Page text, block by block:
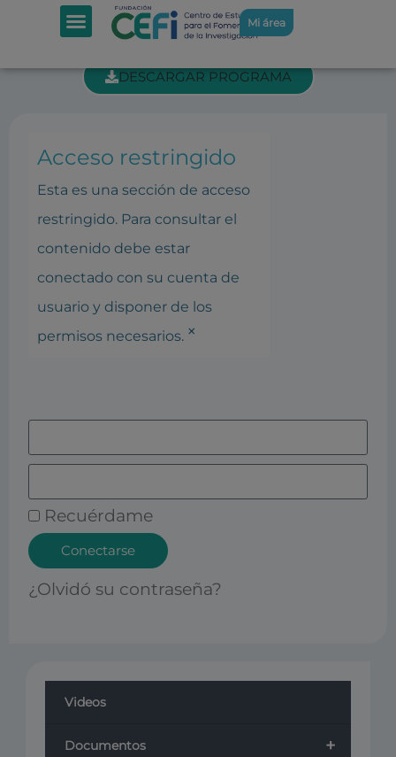
Mi área
SECCIÓN INTRANET: REUNIÓN DEL
DESCARGAR PROGRAMA
Acceso restringido
Esta es una sección de acceso
restringido. Para consultar el
contenido debe estar
conectado con su cuenta de
usuario y disponer de los
permisos necesarios. ×
Recuérdame
Conectarse
¿Olvidó su contraseña?
Videos
+
Documentos